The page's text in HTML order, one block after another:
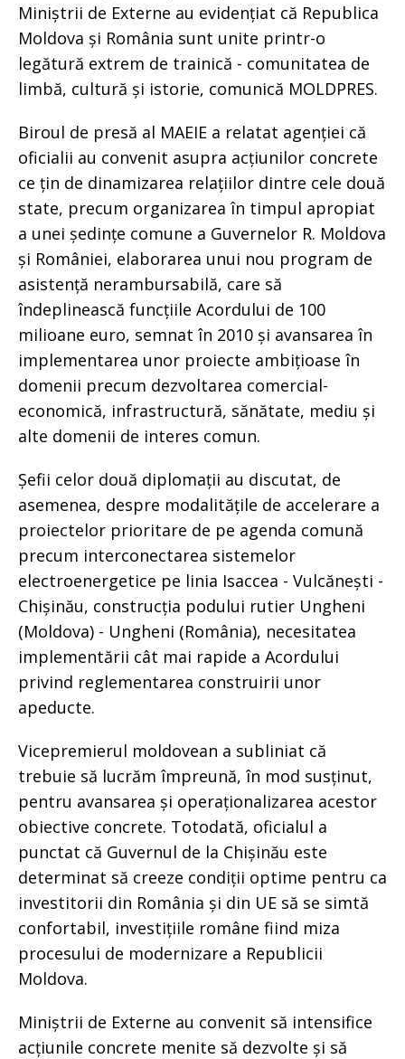
Miniștrii de Externe au evidențiat că Republica
Moldova și România sunt unite printr-o
legătură extrem de trainică - comunitatea de
limbă, cultură și istorie, comunică MOLDPRES.
Biroul de presă al MAEIE a relatat agenției că
oficialii au convenit asupra acțiunilor concrete
ce țin de dinamizarea relațiilor dintre cele două
state, precum organizarea în timpul apropiat
a unei ședințe comune a Guvernelor R. Moldova
și României, elaborarea unui nou program de
asistență nerambursabilă, care să
îndeplinească funcțiile Acordului de 100
milioane euro, semnat în 2010 și avansarea în
implementarea unor proiecte ambițioase în
domenii precum dezvoltarea comercial-
economică, infrastructură, sănătate, mediu și
alte domenii de interes comun.
Șefii celor două diplomații au discutat, de
asemenea, despre modalitățile de accelerare a
proiectelor prioritare de pe agenda comună
precum interconectarea sistemelor
electroenergetice pe linia Isaccea - Vulcănești -
Chișinău, construcția podului rutier Ungheni
(Moldova) - Ungheni (România), necesitatea
implementării cât mai rapide a Acordului
privind reglementarea construirii unor
apeducte.
Vicepremierul moldovean a subliniat că
trebuie să lucrăm împreună, în mod susținut,
pentru avansarea și operaționalizarea acestor
obiective concrete. Totodată, oficialul a
punctat că Guvernul de la Chișinău este
determinat să creeze condiții optime pentru ca
investitorii din România și din UE să se simtă
confortabil, investițiile române fiind miza
procesului de modernizare a Republicii
Moldova.
Miniștrii de Externe au convenit să intensifice
acțiunile concrete menite să dezvolte și să